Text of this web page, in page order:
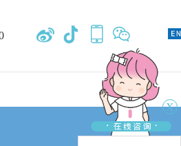
X